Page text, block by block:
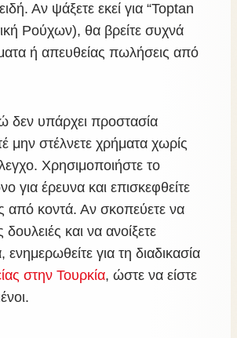
Αν ψάξετε εκεί για “Toptan
Ρούχων), θα βρείτε συχνά
ή απευθείας πωλήσεις από
δεν υπάρχει προστασία
μην στέλνετε χρήματα χωρίς
Χρησιμοποιήστε το
για έρευνα και επισκεφθείτε
από κοντά. Αν σκοπεύετε να
δουλειές και να ανοίξετε
για τη διαδικασία
στην Τουρκία, ώστε να είστε